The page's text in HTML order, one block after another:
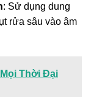
: Sử dụng dung
rửa sâu vào âm
Thời Đại